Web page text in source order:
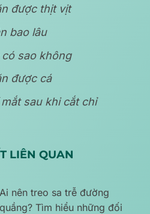
được thịt vịt
bao lâu
có sao không
được cá
sau khi cắt chỉ
LIÊN QUAN
Ai nên treo sa trễ đường
quầng? Tìm hiểu những đối